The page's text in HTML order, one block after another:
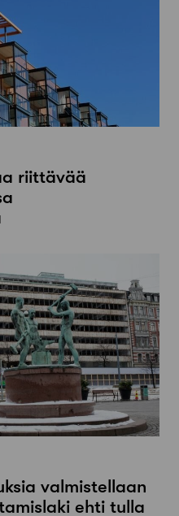
riittävää
valmistellaan
ehti tulla